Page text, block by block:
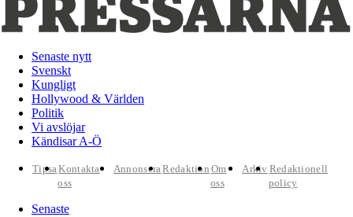
Senaste nytt
Svenskt
Kungligt
Hollywood & Världen
Politik
Vi avslöjar
Kändisar A-Ö
TipsaKontakta
oss
AnnonseraRedaktion Om
oss
Arkiv Redaktionell
policy
Senaste